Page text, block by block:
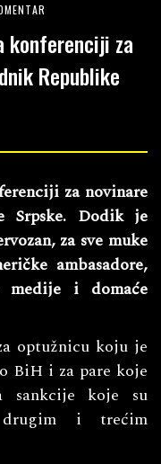
konferenciji za
Republike
za novinare
Srpske. Dodik je
za sve muke
ambasadore,
medije i domaće
optužnicu koju je
BiH i za pare koje
sankcije koje su
drugim i trećim